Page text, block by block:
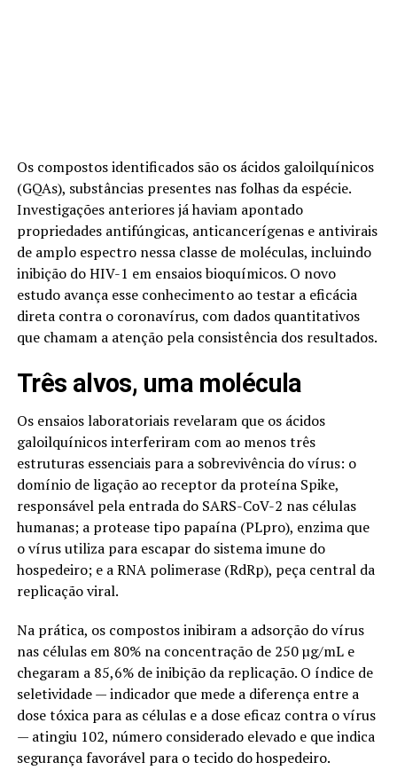
Os compostos identificados são os ácidos galoilquínicos
(GQAs), substâncias presentes nas folhas da espécie.
Investigações anteriores já haviam apontado
propriedades antifúngicas, anticancerígenas e antivirais
de amplo espectro nessa classe de moléculas, incluindo
inibição do HIV-1 em ensaios bioquímicos. O novo
estudo avança esse conhecimento ao testar a eficácia
direta contra o coronavírus, com dados quantitativos
que chamam a atenção pela consistência dos resultados.
Três alvos, uma molécula
Os ensaios laboratoriais revelaram que os ácidos
galoilquínicos interferiram com ao menos três
estruturas essenciais para a sobrevivência do vírus: o
domínio de ligação ao receptor da proteína Spike,
responsável pela entrada do SARS-CoV-2 nas células
humanas; a protease tipo papaína (PLpro), enzima que
o vírus utiliza para escapar do sistema imune do
hospedeiro; e a RNA polimerase (RdRp), peça central da
replicação viral.
Na prática, os compostos inibiram a adsorção do vírus
nas células em 80% na concentração de 250 µg/mL e
chegaram a 85,6% de inibição da replicação. O índice de
seletividade — indicador que mede a diferença entre a
dose tóxica para as células e a dose eficaz contra o vírus
— atingiu 102, número considerado elevado e que indica
segurança favorável para o tecido do hospedeiro.